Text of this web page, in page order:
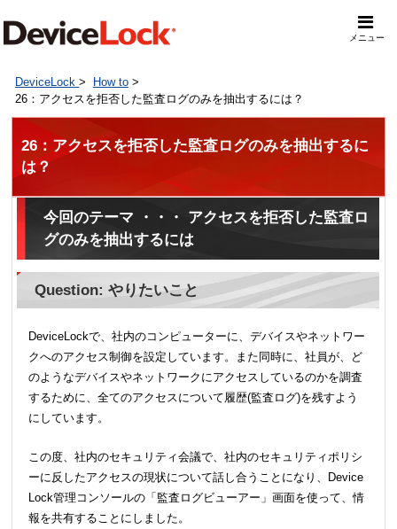
メニュー
DeviceLock > How to>
26：アクセスを拒否した監査ログのみを抽出するには？
26：アクセスを拒否した監査ログのみを抽出するに
は？
今回のテーマ ・・・ アクセスを拒否した監査ロ
グのみを抽出するには
Question: やりたいこと
DeviceLockで、社内のコンピューターに、デバイスやネットワー
クへのアクセス制御を設定しています。また同時に、社員が、ど
のようなデバイスやネットワークにアクセスしているのかを調査
するために、全てのアクセスについて履歴(監査ログ)を残すよう
にしています。
この度、社内のセキュリティ会議で、社内のセキュリティポリシ
ーに反したアクセスの現状について話し合うことになり、Device
Lock管理コンソールの「監査ログビューアー」画面を使って、情
報を共有することにしました。